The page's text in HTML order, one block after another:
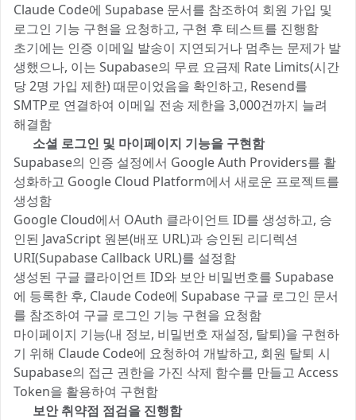
Claude Code에 Supabase 문서를 참조하여 회원 가입 및
로그인 기능 구현을 요청하고, 구현 후 테스트를 진행함
초기에는 인증 이메일 발송이 지연되거나 멈추는 문제가 발
생했으나, 이는 Supabase의 무료 요금제 Rate Limits(시간
당 2명 가입 제한) 때문이었음을 확인하고, Resend를
SMTP로 연결하여 이메일 전송 제한을 3,000건까지 늘려
해결함
소셜 로그인 및 마이페이지 기능을 구현함
Supabase의 인증 설정에서 Google Auth Providers를 활
성화하고 Google Cloud Platform에서 새로운 프로젝트를
생성함
Google Cloud에서 OAuth 클라이언트 ID를 생성하고, 승
인된 JavaScript 원본(배포 URL)과 승인된 리디렉션
URI(Supabase Callback URL)를 설정함
생성된 구글 클라이언트 ID와 보안 비밀번호를 Supabase
에 등록한 후, Claude Code에 Supabase 구글 로그인 문서
를 참조하여 구글 로그인 기능 구현을 요청함
마이페이지 기능(내 정보, 비밀번호 재설정, 탈퇴)을 구현하
기 위해 Claude Code에 요청하여 개발하고, 회원 탈퇴 시
Supabase의 접근 권한을 가진 삭제 함수를 만들고 Access
Token을 활용하여 구현함
보안 취약점 점검을 진행함